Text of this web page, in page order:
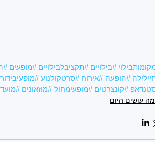
#בילויים #תקציבלבילויים #מופעים
#הופעה #אירוח #סרטקולנוע #מופעיבידור
#קונצרטים #מופעימחול #מוזאונים
מה עושים היום